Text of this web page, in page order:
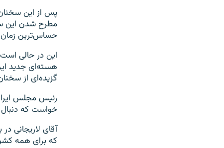
پس از این
حساس‌ترین
هسته‌ای جدید
گزیده‌ای از
رئیس مجلس
خواست که دنبال
آقای لاریجانی
که برای همه